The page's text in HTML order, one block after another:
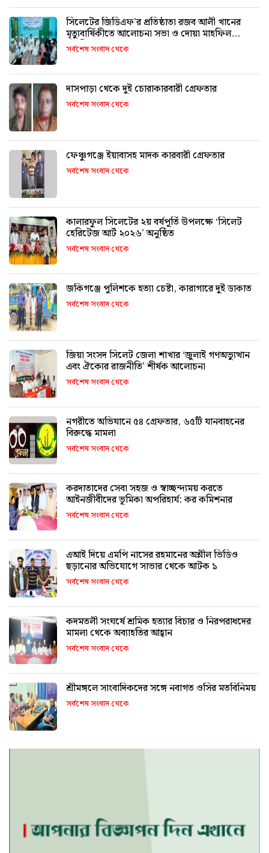
সিলেটের জিডিএফ’র প্রতিষ্ঠাতা রজব আলী খানের
মৃত্যুবার্ষিকীতে আলোচনা সভা ও দোয়া মাহফিল
অনুষ্ঠিত
সর্বশেষ সংবাদ থেকে
দাসপাড়া থেকে দুই চোরাকারবারী গ্রেফতার
সর্বশেষ সংবাদ থেকে
ফেঞ্চুগঞ্জে ইয়াবাসহ মাদক কারবারী গ্রেফতার
সর্বশেষ সংবাদ থেকে
কালারফুল সিলেটের ২য় বর্ষপূর্তি উপলক্ষে ‘সিলেট
হেরিটেজ আর্ট ২০২৬’ অনুষ্ঠিত
সর্বশেষ সংবাদ থেকে
জকিগঞ্জে পুলিশকে হত্যা চেষ্টা, কারাগারে দুই ডাকাত
সর্বশেষ সংবাদ থেকে
জিয়া সংসদ সিলেট জেলা শাখার ‘জুলাই গণঅভ্যুত্থান
এবং ঐক্যের রাজনীতি’ শীর্ষক আলোচনা
সর্বশেষ সংবাদ থেকে
নগরীতে অভিযানে ৫৪ গ্রেফতার, ৬৫টি যানবাহনের
বিরুদ্ধে মামলা
সর্বশেষ সংবাদ থেকে
করদাতাদের সেবা সহজ ও স্বাচ্ছন্দ্যময় করতে
আইনজীবীদের ভূমিকা অপরিহার্য: কর কমিশনার
সর্বশেষ সংবাদ থেকে
এআই দিয়ে এমপি নাসের রহমানের অশ্লীল ভিডিও
ছড়ানোর অভিযোগে সাভার থেকে আটক ১
সর্বশেষ সংবাদ থেকে
কদমতলী সংঘর্ষে শ্রমিক হত্যার বিচার ও নিরপরাধদের
মামলা থেকে অব্যাহতির আহ্বান
সর্বশেষ সংবাদ থেকে
শ্রীমঙ্গলে সাংবাদিকদের সঙ্গে নবাগত ওসির মতবিনিময়
সর্বশেষ সংবাদ থেকে